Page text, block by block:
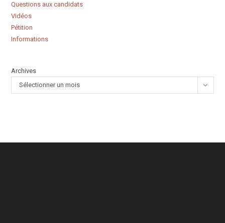
Questions aux candidats
Vidéos
Pétition
Informations
Archives
Sélectionner un mois